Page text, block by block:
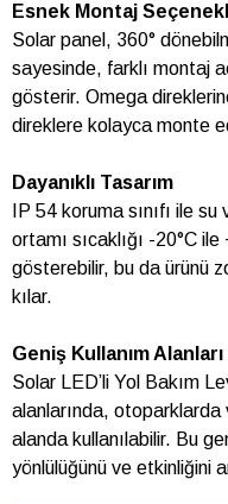
Esnek Montaj
Solar panel, 360°
sayesinde, farklı montaj
gösterir. Omega
direklere kolayca monte
Dayanıklı Tasarım
IP 54 koruma sınıfı ile
ortamı sıcaklığı -20°C
gösterebilir, bu da ürünü
kılar.
Geniş Kullanım Alanları
Solar LED’li Yol Bakım
alanlarında,
alanda kullanılabilir. Bu
yönlülüğünü ve etkinliğini